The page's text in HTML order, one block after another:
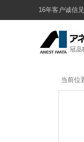
16年客户诚信
当前位